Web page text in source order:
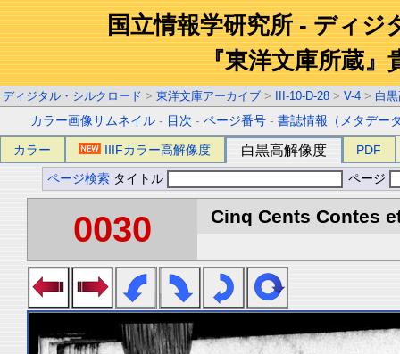
国立情報学研究所 - ディジ
『東洋文庫所蔵』
ディジタル・シルクロード > 東洋文庫アーカイブ > III-10-D-28 > V-4 > 白
カラー画像サムネイル - 目次 -ページ番号 -書誌情報（メタデー
カラー IIIFカラー高解像度 白黒高解像度 PDF
ページ検索 タイトル ページ
0030 Cinq Cents Contes